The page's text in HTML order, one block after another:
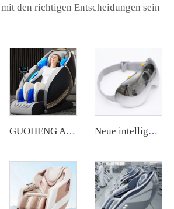
den richtigen Entscheidungen sein
GUOHENG AM183 US-Lager Massagesessel SL Track 4D Zero Gravity Luxus-Massagesessel mit Heizfunktion Neue intelligente 12-Punkt-Vibrations-Augenpflege-Massagevorrichtung, intelligenter elektrischer Augenmassager mit Wärme- und Kühlungsfunktion